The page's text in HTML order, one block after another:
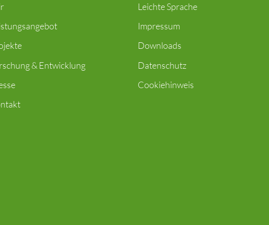
& Entwicklung
Leichte Sprache
Impressum
Downloads
Datenschutz
Cookiehinweis